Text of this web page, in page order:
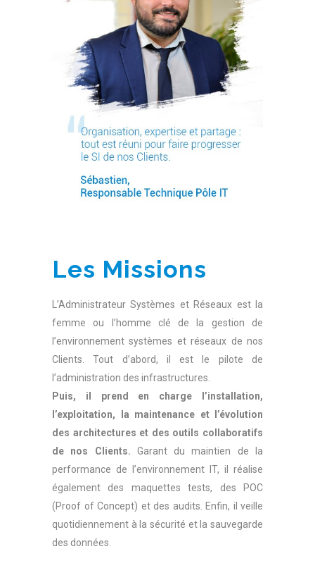
Les Missions
L’Administrateur Systèmes et Réseaux est la
femme ou l’homme clé de la gestion de
l’environnement systèmes et réseaux de nos
Clients. Tout d’abord, il est le pilote de
l’administration des infrastructures.
Puis, il prend en charge l’installation,
l’exploitation, la maintenance et l’évolution
des architectures et des outils collaboratifs
de nos Clients. Garant du maintien de la
performance de l’environnement IT, il réalise
également des maquettes tests, des POC
(Proof of Concept) et des audits. Enfin, il veille
quotidiennement à la sécurité et la sauvegarde
des données.